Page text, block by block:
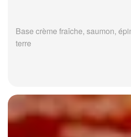
Base crème fraîche, saumon,
terre